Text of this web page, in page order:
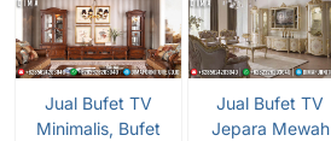
Jual Bufet TV
Minimalis, Bufet
Jual Bufet TV
Jepara Mewah